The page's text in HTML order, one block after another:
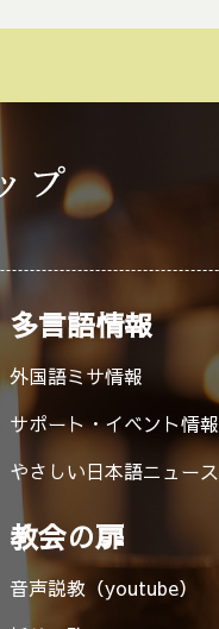
多言語情報
外国語ミサ情報
サポート・イベント情報
やさしい日本語ニュース
教会の扉
音声説教（youtube）